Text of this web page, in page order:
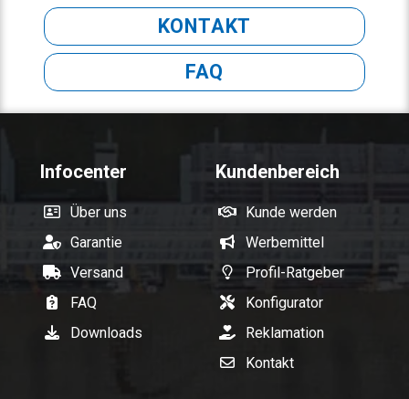
KONTAKT
FAQ
Infocenter
Über uns
Garantie
Versand
FAQ
Downloads
Kundenbereich
Kunde werden
Werbemittel
Profil-Ratgeber
Konfigurator
Reklamation
Kontakt